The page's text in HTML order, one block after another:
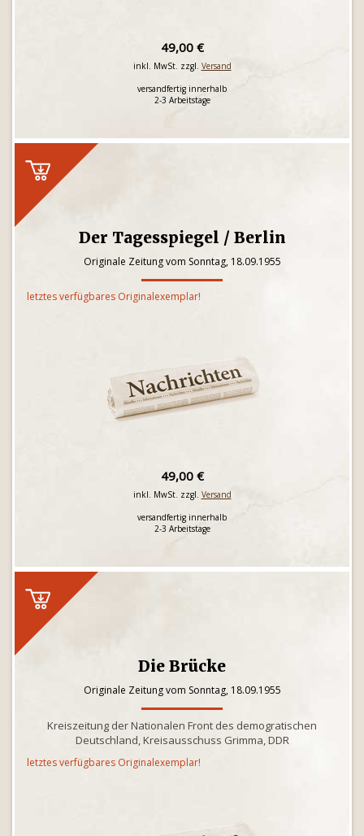
49,00 €
inkl. MwSt. zzgl. Versand
versandfertig innerhalb
2-3 Arbeitstage
Der Tagesspiegel / Berlin
Originale Zeitung vom Sonntag, 18.09.1955
letztes verfügbares Originalexemplar!
49,00 €
inkl. MwSt. zzgl. Versand
versandfertig innerhalb
2-3 Arbeitstage
Die Brücke
Originale Zeitung vom Sonntag, 18.09.1955
Kreiszeitung der Nationalen Front des demogratischen
Deutschland, Kreisausschuss Grimma, DDR
letztes verfügbares Originalexemplar!